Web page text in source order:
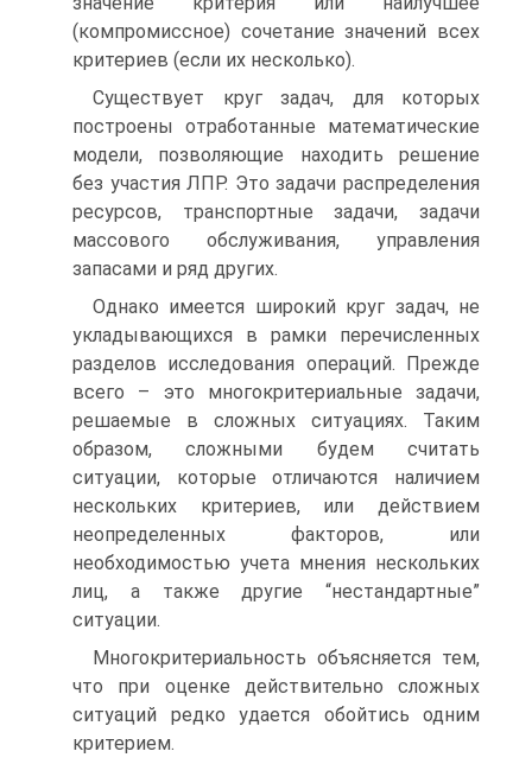
(компромиссное) сочетание значений всех
критериев (если их несколько).
Существует круг задач, для которых
построены отработанные математические
модели, позволяющие находить решение
без участия ЛПР. Это задачи распределения
ресурсов, транспортные задачи, задачи
массового обслуживания, управления
запасами и ряд других.
Однако имеется широкий круг задач, не
укладывающихся в рамки перечисленных
разделов исследования операций. Прежде
всего – это многокритериальные задачи,
решаемые в сложных ситуациях. Таким
образом, сложными будем считать
ситуации, которые отличаются наличием
нескольких критериев, или действием
неопределенных факторов, или
необходимостью учета мнения нескольких
лиц, а также другие “нестандартные”
ситуации.
Многокритериальность объясняется тем,
что при оценке действительно сложных
ситуаций редко удается обойтись одним
критерием.